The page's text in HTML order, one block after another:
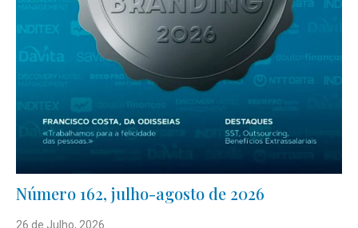
Número 162, julho-agosto de 2026
26 de Julho, 2026